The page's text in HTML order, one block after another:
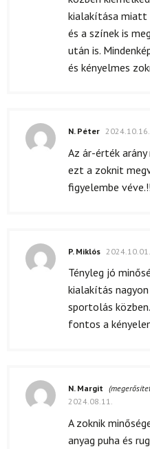
kialakítása miatt
és a színek is
után is.
és kényelmes
N. Péter 2024.10.16.
Az ár-érték arány
ezt a zoknit
figyelembe
P. Miklós 2024.10.01.
Tényleg jó
kialakítás
sportolás
fontos a
N. Margit
2024.08.11.
A zoknik
anyag puha és